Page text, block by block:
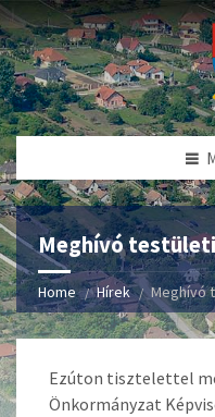
Meghívó
Home Hírek Meghívó
Ezúton tisztelettel
Önkormányzat